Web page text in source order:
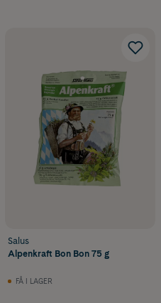
Salus
Alpenkraft Bon Bon 75 g
FÅ I LAGER